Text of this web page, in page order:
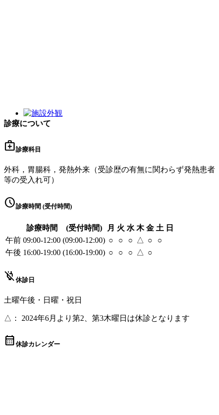
診療について
medical_services診療科目
外科，胃腸科，発熱外来（受診歴の有無に関わらず発熱患者
等の受入れ可）
schedule診療時間 (受付時間)
診療時間 (受付時間) 月 火 水 木 金 土 日
午前 09:00-12:00 (09:00-12:00) ○ ○ ○ △ ○
○
午後 16:00-19:00 (16:00-19:00) ○ ○ ○ △ ○
power_off 休診日
土曜午後・日曜・祝日
△： 2024年6月より第2、第3木曜日は休診となります
calendar_month 休診カレンダー